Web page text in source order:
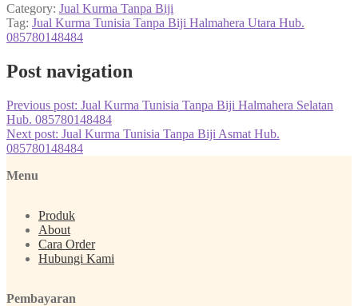
Category: Jual Kurma Tanpa Biji
Tag: Jual Kurma Tunisia Tanpa Biji Halmahera Utara Hub.
085780148484
Post navigation
Previous post: Jual Kurma Tunisia Tanpa Biji Halmahera Selatan
Hub. 085780148484
Next post: Jual Kurma Tunisia Tanpa Biji Asmat Hub.
085780148484
Menu
Produk
About
Cara Order
Hubungi Kami
Pembayaran